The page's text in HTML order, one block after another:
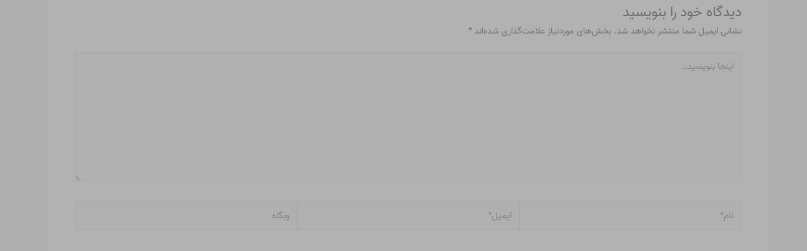
دیدگاه‌ خود را بنویسید
نشانی ایمیل شما منتشر نخواهد شد. بخش‌های موردنیاز علامت‌گذاری شده‌اند*
بنویسید…
وبگاه